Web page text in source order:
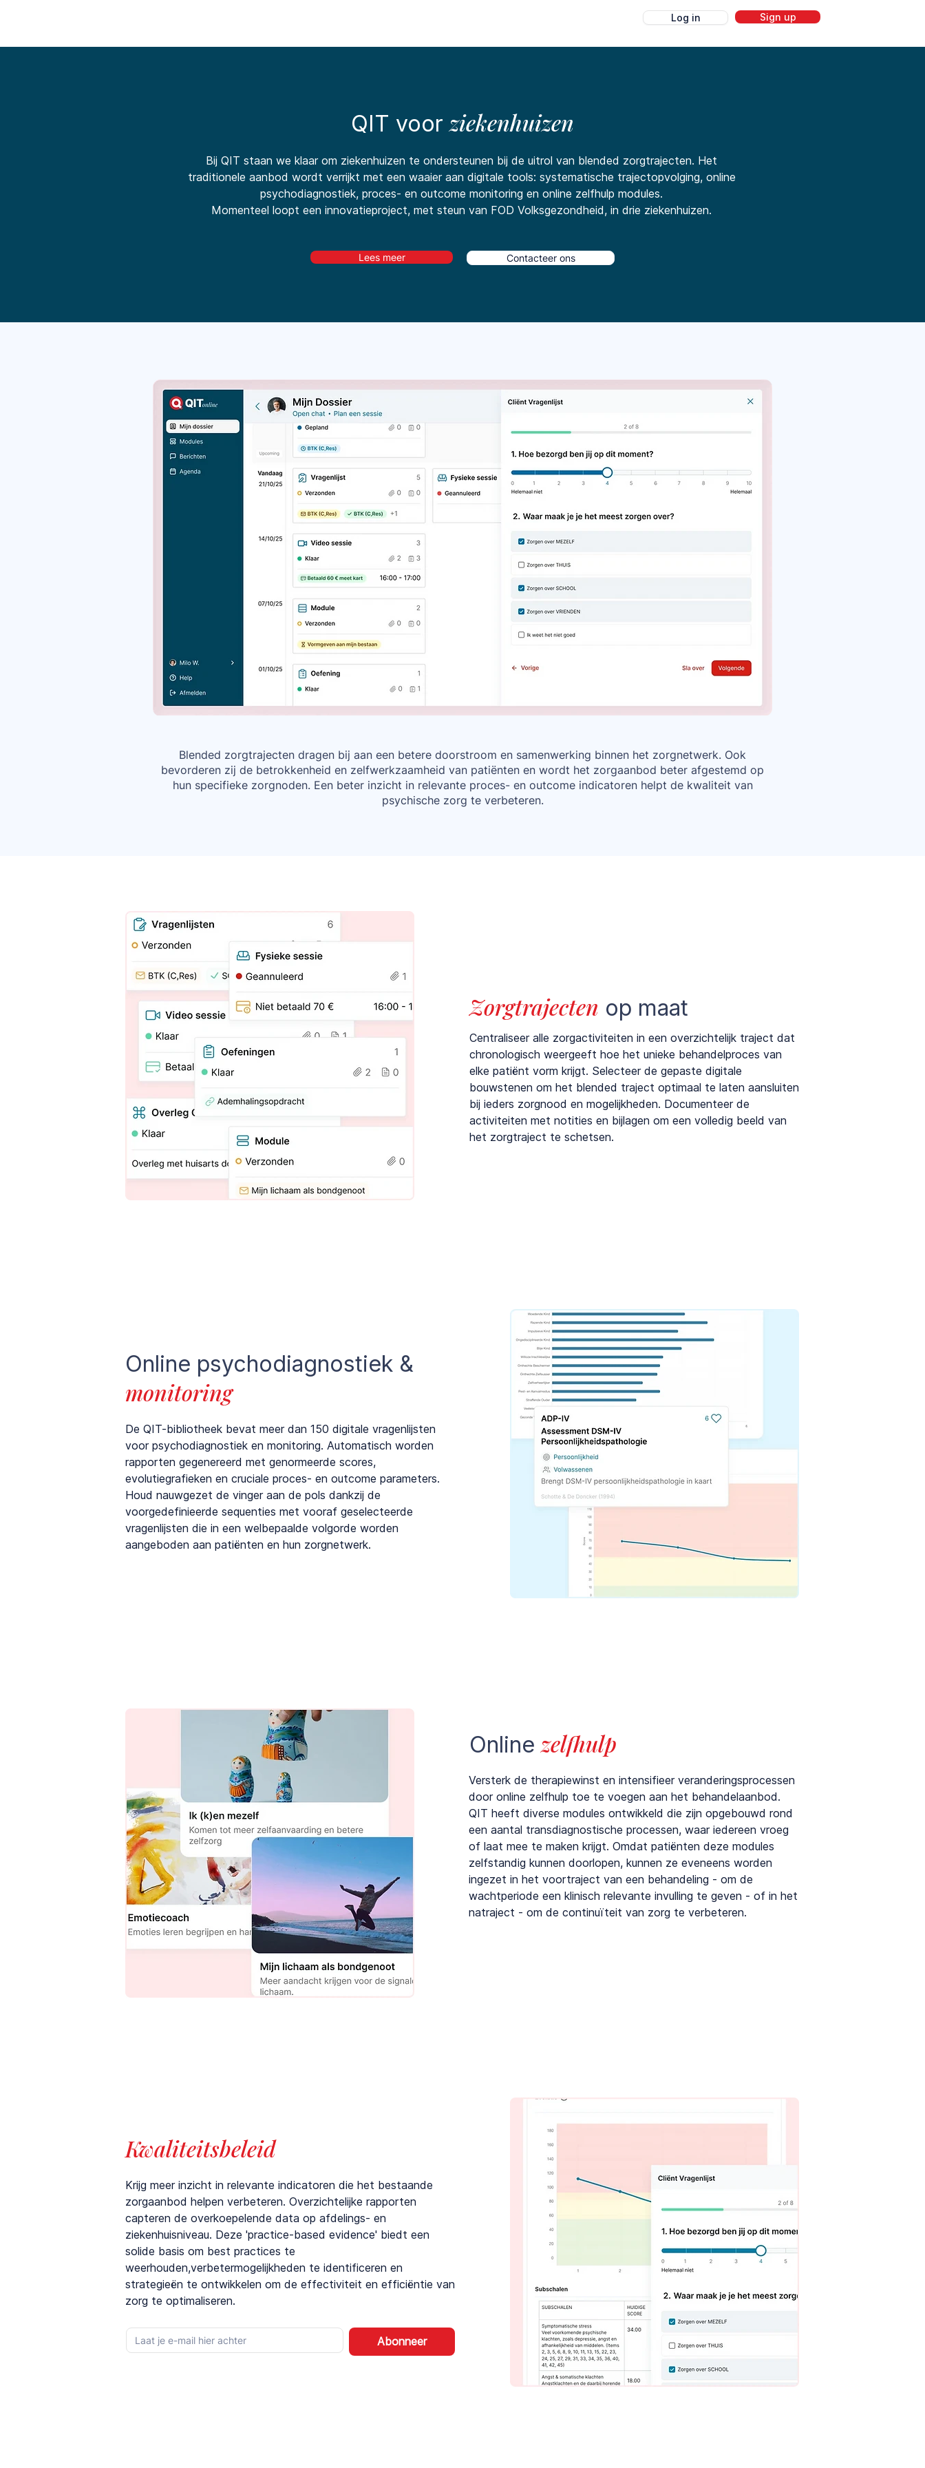
Log in Sign up
QIT voorziekenhuizen
Bij QIT staan we klaar om ziekenhuizen te ondersteunen bij de uitrol van blended zorgtrajecten. Het
traditionele aanbod wordt verrijkt met een waaier aan digitale tools: systematische trajectopvolging, online
psychodiagnostiek, proces- en outcome monitoring en online zelfhulp modules.
Momenteel loopt een innovatieproject, met steun van FOD Volksgezondheid, in drie ziekenhuizen.
Lees meer Contacteer ons
Blended zorgtrajecten dragen bij aan een betere doorstroom en samenwerking binnen het zorgnetwerk. Ook
bevorderen zij de betrokkenheid en zelfwerkzaamheid van patiënten en wordt het zorgaanbod beter afgestemd op
hun specifieke zorgnoden. Een beter inzicht in relevante proces- en outcome indicatoren helpt de kwaliteit van
psychische zorg te verbeteren.
Zorgtrajecten op maat
Centraliseer alle zorgactiviteiten in een overzichtelijk traject dat
chronologisch weergeeft hoe het unieke behandelproces van
elke patiënt vorm krijgt. Selecteer de gepaste digitale
bouwstenen om het blended traject optimaal te laten aansluiten
bij ieders zorgnood en mogelijkheden. Documenteer de
activiteiten met notities en bijlagen om een volledig beeld van
het zorgtraject te schetsen.
Online psychodiagnostiek &
monitoring
De QIT-bibliotheek bevat meer dan 150 digitale vragenlijsten
voor psychodiagnostiek en monitoring. Automatisch worden
rapporten gegenereerd met genormeerde scores,
evolutiegrafieken en cruciale proces- en outcome parameters.
Houd nauwgezet de vinger aan de pols dankzij de
voorgedefinieerde sequenties met vooraf geselecteerde
vragenlijsten die in een welbepaalde volgorde worden
aangeboden aan patiënten en hun zorgnetwerk.
Onlinezelfhulp
Versterk de therapiewinst en intensifieer veranderingsprocessen
door online zelfhulp toe te voegen aan het behandelaanbod.
QIT heeft diverse modules ontwikkeld die zijn opgebouwd rond
een aantal transdiagnostische processen, waar iedereen vroeg
of laat mee te maken krijgt. Omdat patiënten deze modules
zelfstandig kunnen doorlopen, kunnen ze eveneens worden
ingezet in het voortraject van een behandeling - om de
wachtperiode een klinisch relevante invulling te geven - of in het
natraject - om de continuïteit van zorg te verbeteren.
Kwaliteitsbeleid
Krijg meer inzicht in relevante indicatoren die het bestaande
zorgaanbod helpen verbeteren. Overzichtelijke rapporten
capteren de overkoepelende data op afdelings- en
ziekenhuisniveau. Deze 'practice-based evidence' biedt een
solide basis om best practices te
weerhouden,verbetermogelijkheden te identificeren en
strategieën te ontwikkelen om de effectiviteit en efficiëntie van
zorg te optimaliseren.
Abonneer